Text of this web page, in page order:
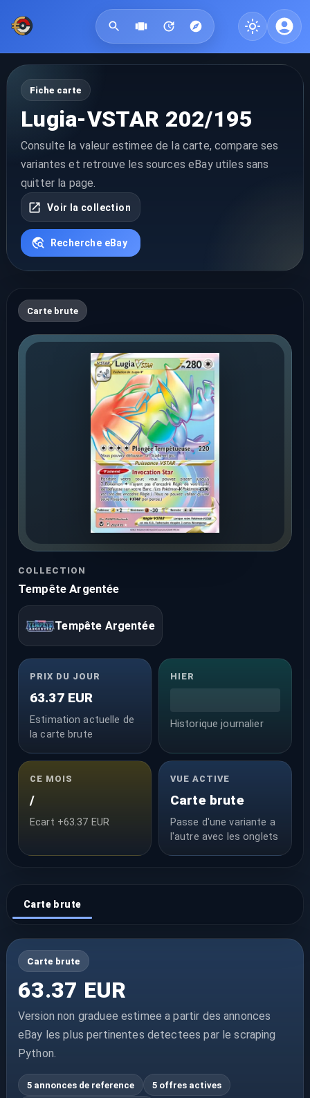
Fiche carte
Lugia-VSTAR 202/195
Consulte la valeur estimee de la carte, compare ses
variantes et retrouve les sources eBay utiles sans
quitter la page.
Voir la collection
Recherche eBay
Carte brute
COLLECTION
Tempête Argentée
Tempête Argentée
PRIX DU JOUR
63.37 EUR
Estimation actuelle de
la carte brute
HIER
Historique journalier
CE MOIS
/
Ecart +63.37 EUR
VUE ACTIVE
Carte brute
Passe d'une variante a
l'autre avec les onglets
Carte brute
Carte brute
63.37 EUR
Version non graduee estimee a partir des annonces
eBay les plus pertinentes detectees par le scraping
Python.
5 annonces de reference 5 offres actives